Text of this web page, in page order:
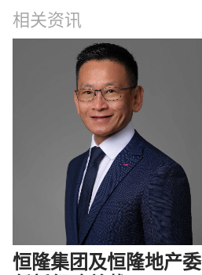
相关资讯
恒隆集团及恒隆地产委